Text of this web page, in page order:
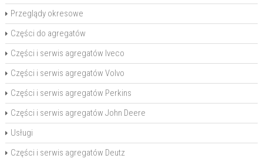
Przeglądy okresowe
Części do agregatów
Części i serwis agregatów Iveco
Części i serwis agregatów Volvo
Części i serwis agregatów Perkins
Części i serwis agregatów John Deere
Usługi
Części i serwis agregatów Deutz